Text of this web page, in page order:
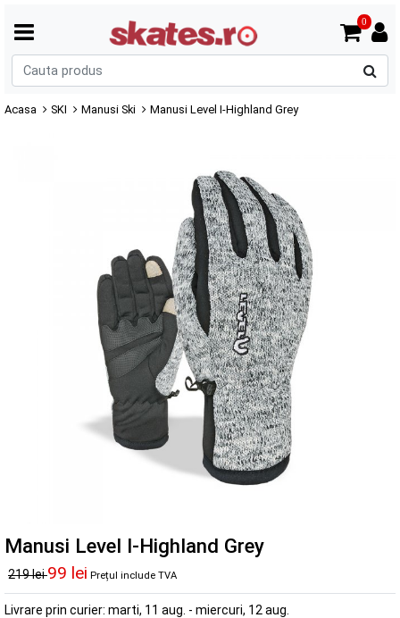
0
Acasa SKI Manusi Ski Manusi Level I-Highland Grey
Manusi Level I-Highland Grey
219 lei99 lei Prețul include TVA
Livrare prin curier: marti, 11 aug. - miercuri, 12 aug.